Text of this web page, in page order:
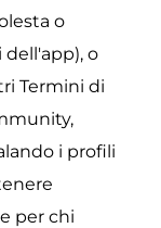
o
o
Termini di
i profili
per chi